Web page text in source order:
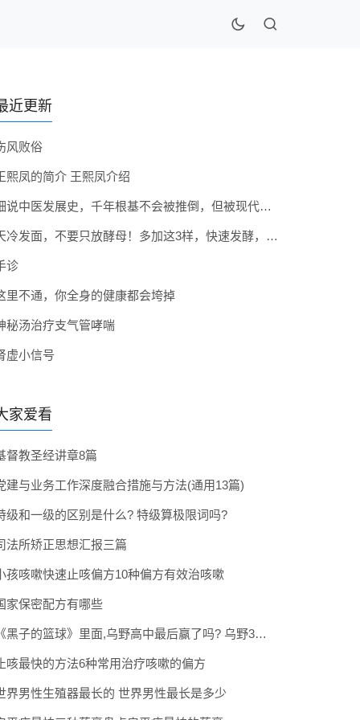
近更新
风败俗
熙凤的简介 王熙凤介绍
细说中医发展史，千年根基不会被推倒，但被现代医疗模式堵住出路
天冷发面，不要只放酵母！多加这3样，快速发酵，蓬松香软弹性十足
诊
里不通，你全身的健康都会垮掉
秘汤治疗支气管哮喘
虚小信号
家爱看
督教圣经讲章8篇
建与业务工作深度融合措施与方法(通用13篇)
级和一级的区别是什么? 特级算极限词吗?
法所矫正思想汇报三篇
孩咳嗽快速止咳偏方10种偏方有效治咳嗽
家保密配方有哪些
《黑子的篮球》里面,乌野高中最后赢了吗? 乌野3年拿到全国冠军了吗
咳最快的方法6种常用治疗咳嗽的偏方
界男性生殖器最长的 世界男性最长是多少